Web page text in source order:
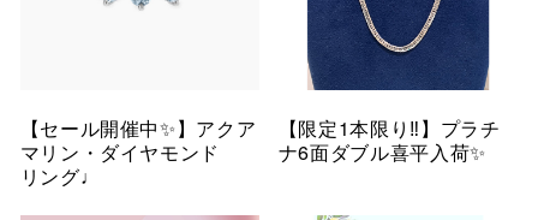
【セール開催中✨】アクア
マリン・ダイヤモンド
リング♩
【限定1本限り‼︎】プラチ
ナ6面ダブル喜平入荷✨